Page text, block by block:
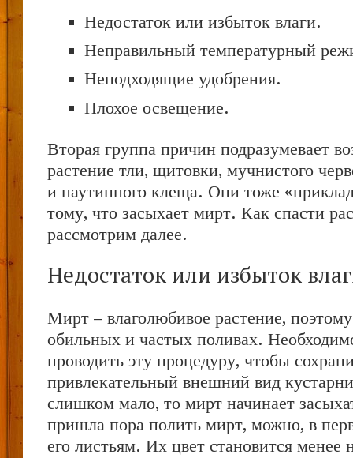
Недостаток или избыток влаги.
Неправильный температурный
Неподходящие удобрения.
Плохое освещение.
Вторая группа причин подразумевает
растение тли, щитовки, мучнистого
и паутинного клеща. Они тоже
тому, что засыхает мирт. Как спасти
рассмотрим далее.
Недостаток или избыток
Мирт – влаголюбивое растение,
обильных и частых поливах.
проводить эту процедуру, чтобы
привлекательный внешний вид
слишком мало, то мирт начинает
пришла пора полить мирт, можно, в
его листьям. Их цвет становится